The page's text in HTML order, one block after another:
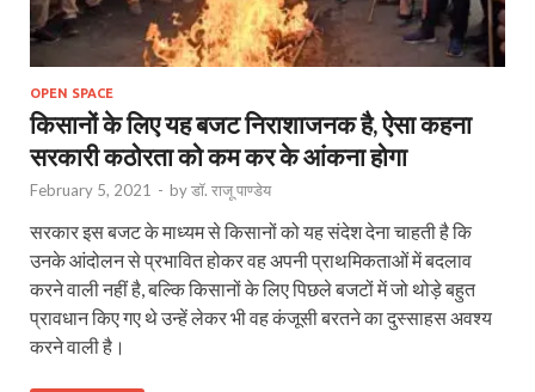
OPEN SPACE
किसानों के लिए यह बजट निराशाजनक है, ऐसा कहना
सरकारी कठोरता को कम कर के आंकना होगा
February 5, 2021 - byडॉ. राजू पाण्डेय
सरकार इस बजट के माध्यम से किसानों को यह संदेश देना चाहती है कि
उनके आंदोलन से प्रभावित होकर वह अपनी प्राथमिकताओं में बदलाव
करने वाली नहीं है, बल्कि किसानों के लिए पिछले बजटों में जो थोड़े बहुत
प्रावधान किए गए थे उन्हें लेकर भी वह कंजूसी बरतने का दुस्साहस अवश्य
करने वाली है।